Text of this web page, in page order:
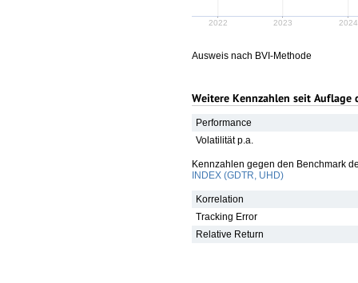
2022 2023 2024
Ausweis nach BVI-Methode
Weitere Kennzahlen seit Auflage
Performance
Volatilität p.a.
Kennzahlen gegen den Benchmark
INDEX (GDTR, UHD)
Korrelation
Tracking Error
Relative Return